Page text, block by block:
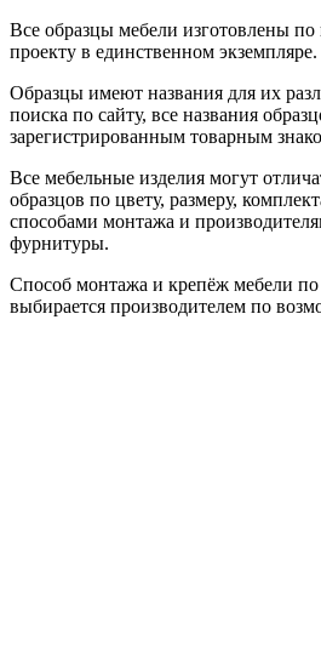
Все образцы мебели изготовлены
проекту в единственном экземпляре.
Образцы имеют названия для их
поиска по сайту, все названия
зарегистрированным товарным
Все мебельные изделия могут
образцов по цвету, размеру,
способами монтажа и
фурнитуры.
Способ монтажа и крепёж мебели по
выбирается производителем по